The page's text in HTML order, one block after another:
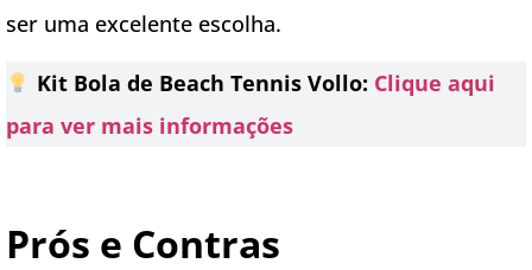
ser uma excelente escolha.
Kit Bola de Beach Tennis Vollo: Clique aqui
para ver mais informações
Prós e Contras